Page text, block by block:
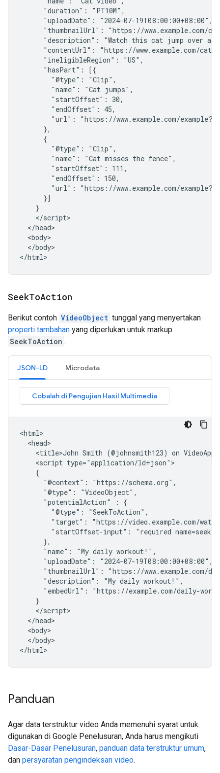
      "duration": "PT10M",
      "uploadDate": "2024-07-19T08:00:00+08:00",
"thumbnailUrl": "https://www.example.com/
"description": "Watch this cat jump over a
"contentUrl": "https://www.example.com/
      "ineligibleRegion": "US",
      "hasPart": [{
        "@type": "Clip",
        "name": "Cat jumps",
        "startOffset": 30,
        "endOffset": 45,
"url": "https://www.example.com/
      },
      {
        "@type": "Clip",
        "name": "Cat misses the fence",
        "startOffset": 111,
        "endOffset": 150,
"url": "https://www.example.com/
      }]
    }
    </script>
  </head>
  <body>
  </body>
</html>
SeekToAction
Berikut contoh VideoObject tunggal yang menyertakan
properti tambahan yang diperlukan untuk markup
SeekToAction .
JSON-LD Microdata
<html>
  <head>
<title>John Smith (@johnsmith123) on
    <script type="application/ld+json">
    {
      "@context": "https://schema.org",
      "@type": "VideoObject",
      "potentialAction" : {
        "@type": "SeekToAction",
"target": "https://video.example.com/
"startOffset-input": "required
      },
      "name": "My daily workout!",
      "uploadDate": "2024-07-19T08:00:00+08:00",
"thumbnailUrl": "https://www.example.com/
      "description": "My daily workout!",
"embedUrl": "https://example.com/daily-
    }
    </script>
  </head>
  <body>
  </body>
</html>
Panduan
Agar data terstruktur video Anda memenuhi syarat untuk
digunakan di Google Penelusuran, Anda harus mengikuti
Dasar-Dasar Penelusuran, panduan data terstruktur umum,
dan persyaratan pengindeksan video.